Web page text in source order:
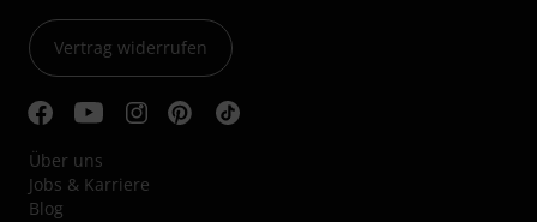
Vertrag widerrufen
Über uns
Jobs & Karriere
Blog